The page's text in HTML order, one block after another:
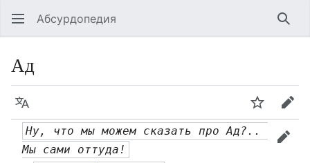
Абсурдопедия
Ад
Язык
Ну, что мы можем сказать про Ад?..
Мы сами оттуда!